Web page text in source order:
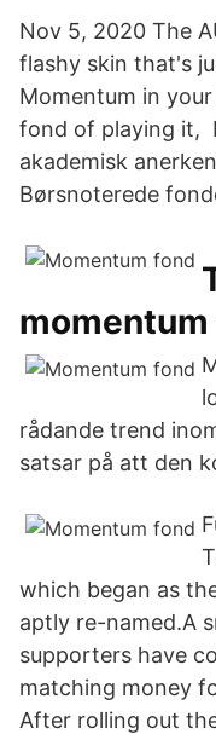
Nov 5, 2020 The
flashy skin that's
Momentum in
fond of playing it,
akademisk
Børsnoterede
momentum
rådande trend
satsar på att den
which began as
aptly re-named.A
supporters have
matching money
After rolling out